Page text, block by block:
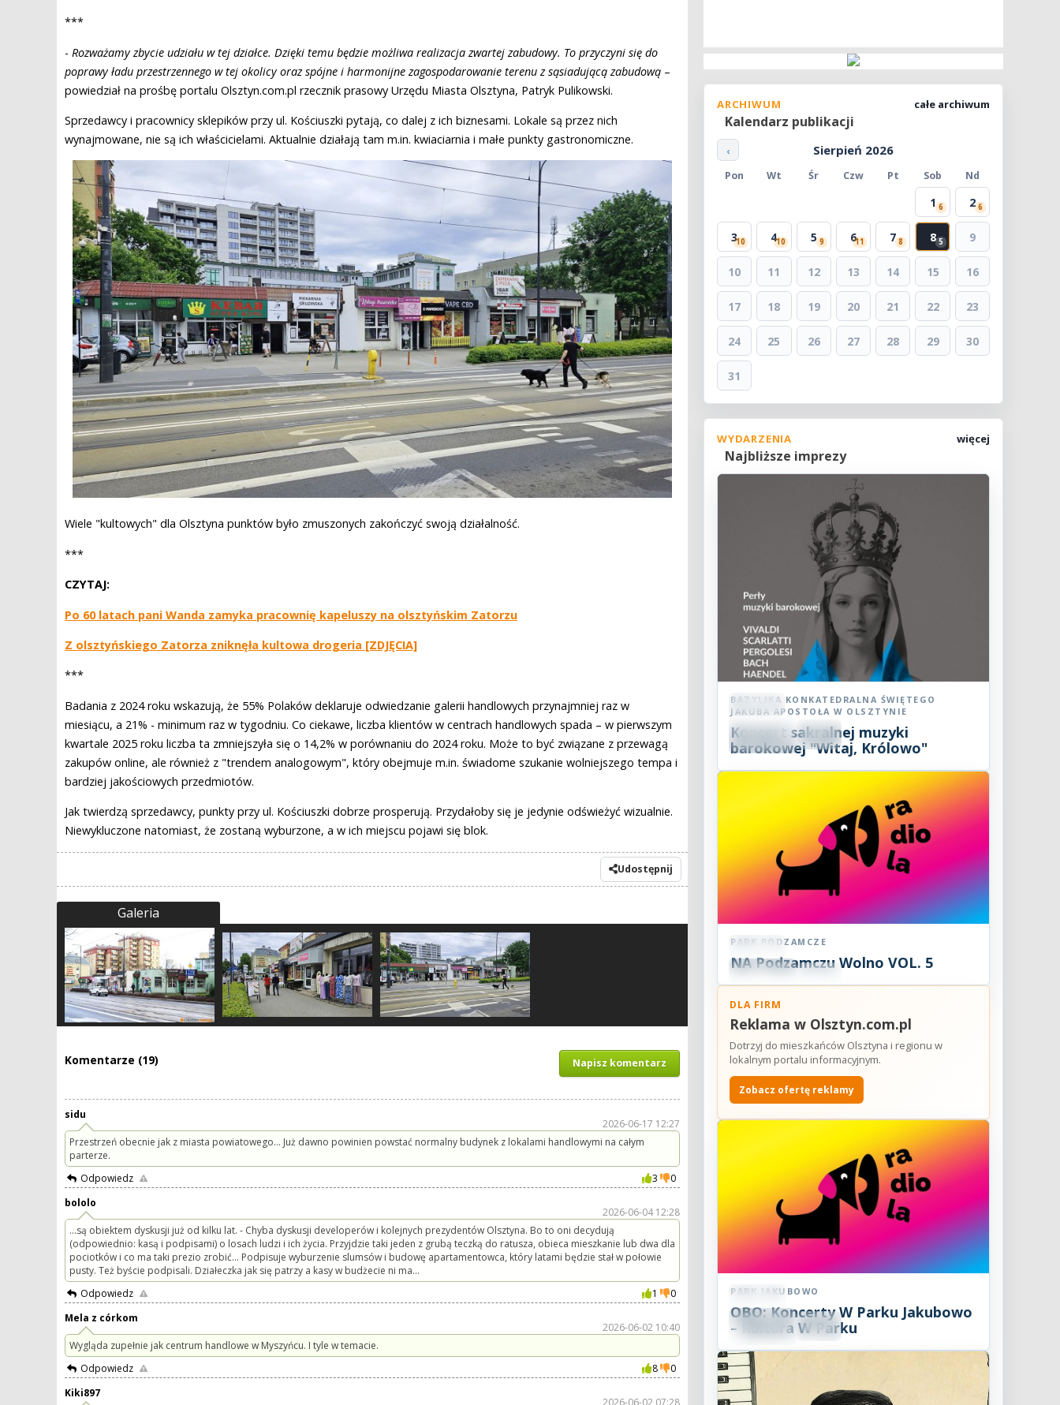
***
- Rozważamy zbycie udziału w tej działce. Dzięki temu będzie możliwa realizacja zwartej zabudowy. To przyczyni się do
poprawy ładu przestrzennego w tej okolicy oraz spójne i harmonijne zagospodarowanie terenu z sąsiadującą zabudową –
powiedział na prośbę portalu Olsztyn.com.pl rzecznik prasowy Urzędu Miasta Olsztyna, Patryk Pulikowski.
Sprzedawcy i pracownicy sklepików przy ul. Kościuszki pytają, co dalej z ich biznesami. Lokale są przez nich
wynajmowane, nie są ich właścicielami. Aktualnie działają tam m.in. kwiaciarnia i małe punkty gastronomiczne.
Wiele "kultowych" dla Olsztyna punktów było zmuszonych zakończyć swoją działalność.
***
CZYTAJ:
Po 60 latach pani Wanda zamyka pracownię kapeluszy na olsztyńskim Zatorzu
Z olsztyńskiego Zatorza zniknęła kultowa drogeria [ZDJĘCIA]
***
Badania z 2024 roku wskazują, że 55% Polaków deklaruje odwiedzanie galerii handlowych przynajmniej raz w
miesiącu, a 21% - minimum raz w tygodniu. Co ciekawe, liczba klientów w centrach handlowych spada – w pierwszym
kwartale 2025 roku liczba ta zmniejszyła się o 14,2% w porównaniu do 2024 roku. Może to być związane z przewagą
zakupów online, ale również z "trendem analogowym", który obejmuje m.in. świadome szukanie wolniejszego tempa i
bardziej jakościowych przedmiotów.
Jak twierdzą sprzedawcy, punkty przy ul. Kościuszki dobrze prosperują. Przydałoby się je jedynie odświeżyć wizualnie.
Niewykluczone natomiast, że zostaną wyburzone, a w ich miejscu pojawi się blok.
Udostępnij
Galeria
Komentarze (19) Napisz komentarz
sidu
2026-06-17 12:27
Przestrzeń obecnie jak z miasta powiatowego... Już dawno powinien powstać normalny budynek z lokalami handlowymi na całym
parterze.
Odpowiedz
3
0
bololo
2026-06-04 12:28
...są obiektem dyskusji już od kilku lat. - Chyba dyskusji developerów i kolejnych prezydentów Olsztyna. Bo to oni decydują
(odpowiednio: kasą i podpisami) o losach ludzi i ich życia. Przyjdzie taki jeden z grubą teczką do ratusza, obieca mieszkanie lub dwa dla
pociotków i co ma taki prezio zrobić... Podpisuje wyburzenie slumsów i budowę apartamentowca, który latami będzie stał w połowie
pusty. Też byście podpisali. Działeczka jak się patrzy a kasy w budżecie ni ma...
Odpowiedz
1
0
Mela z córkom
2026-06-02 10:40
Wygląda zupełnie jak centrum handlowe w Myszyńcu. I tyle w temacie.
Odpowiedz
8
0
Kiki897
2026-06-02 07:28
ARCHIWUM
Kalendarz publikacji
całe archiwum
‹ Sierpień 2026
Pon Wt Śr Czw Pt Sob Nd
1 6 2 6
310 410 5 9 611 7 8 8 5 9
10 11 12 13 14 15 16
17 18 19 20 21 22 23
24 25 26 27 28 29 30
31
WYDARZENIA
Najbliższe imprezy
więcej
08 SIE 20:00
BAZYLIKA KONKATEDRALNA ŚWIĘTEGO
JAKUBA APOSTOŁA W OLSZTYNIE
Koncert sakralnej muzyki
barokowej "Witaj, Królowo"
Koncert
09 SIE
2026
PARK PODZAMCZE
NA Podzamczu Wolno VOL. 5
DLA FIRM
Reklama w Olsztyn.com.pl
Dotrzyj do mieszkańców Olsztyna i regionu w
lokalnym portalu informacyjnym.
Zobacz ofertę reklamy
Koncert
09 2026 18:00
PARK JAKUBOWO
OBO: Koncerty W Parku Jakubowo
– Kultura W Parku